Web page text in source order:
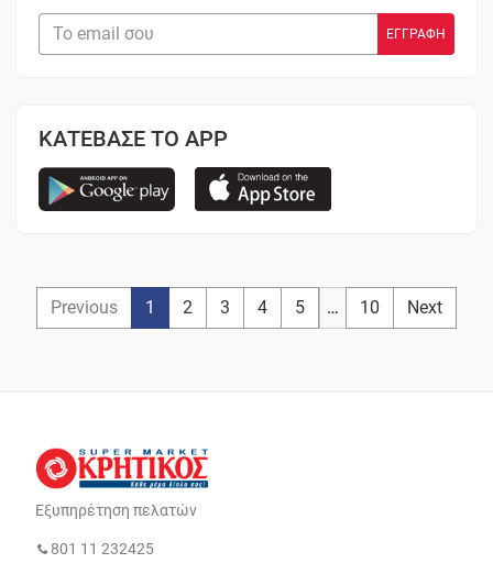
ΚΑΤΕΒΑΣΕ ΤΟ APP
Previous 1 2 3 4 5 … 10 Next
Εξυπηρέτηση πελατών
801 11 232425